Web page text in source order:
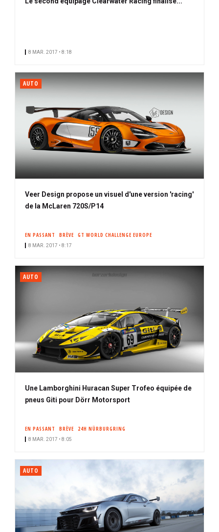
8 MAR. 2017 • 8:18
AUTO
Veer Design propose un visuel d'une version 'racing'
de la McLaren 720S/P14
EN PASSANT BRÈVE GT WORLD CHALLENGE EUROPE
8 MAR. 2017 • 8:17
AUTO
Une Lamborghini Huracan Super Trofeo équipée de
pneus Giti pour Dörr Motorsport
EN PASSANT BRÈVE 24H NÜRBURGRING
8 MAR. 2017 • 8:05
AUTO